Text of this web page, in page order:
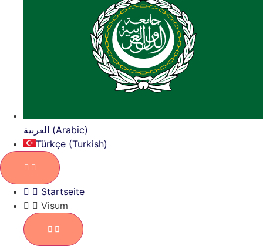
العربية (Arabic)
Türkçe (Turkish)
Startseite
Visum